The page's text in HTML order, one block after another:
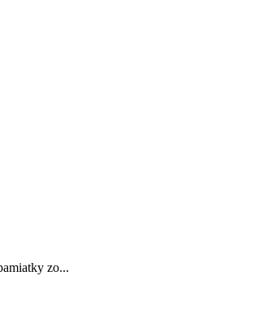
zo...